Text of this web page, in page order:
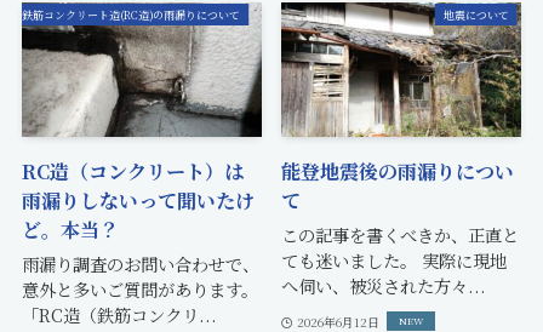
鉄筋コンクリート造(RC造)の雨漏りについて
RC造（コンクリート）は
雨漏りしないって聞いたけ
ど。本当？
雨漏り調査のお問い合わせで、
意外と多いご質問があります。
「RC造（鉄筋コンクリ...
地震について
能登地震後の雨漏りについ
て
この記事を書くべきか、正直と
ても迷いました。 実際に現地
へ伺い、被災された方々...
2026年6月12日